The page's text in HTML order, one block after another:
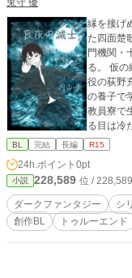
兎守 優
縁を接げぬ君に
た四面楚
門機関・
る。 仮の縁を結んだ相手で寮長の布施旭、界人の同僚で監視
役の荻野
の養子で
教員寮で生活を共
る目は冷
は、死力
に、 やが
BL 完結 長編 R15
24h.ポイント 0pt
小説 228,589 位 /
ダークファンタジー シ
創作BL
トゥルーエンド